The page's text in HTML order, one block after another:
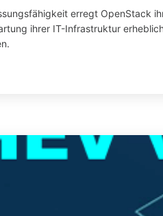
erregt OpenStack
ihrer IT-Infrastruktur